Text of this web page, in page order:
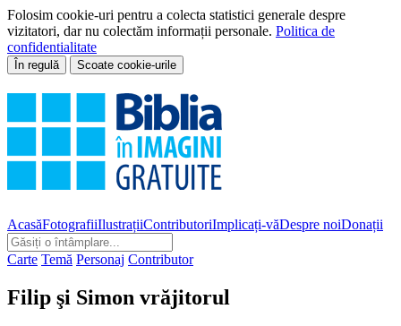
Folosim cookie-uri pentru a colecta statistici generale despre
vizitatori, dar nu colectăm informații personale. Politica de
confidentialitate
În regulă Scoate cookie-urile
AcasăFotografiiIlustrațiiContributoriImplicați-văDespre noiDonații
Carte Temă Personaj Contributor
Filip şi Simon vrăjitorul